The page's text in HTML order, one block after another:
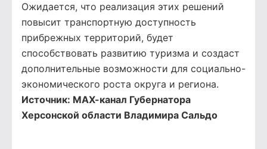
Ожидается, что реализация этих решений
повысит транспортную доступность
прибрежных территорий, будет
способствовать развитию туризма и создаст
дополнительные возможности для социально-
экономического роста округа и региона.
Источник: МАХ-канал Губернатора
Херсонской области Владимира Сальдо